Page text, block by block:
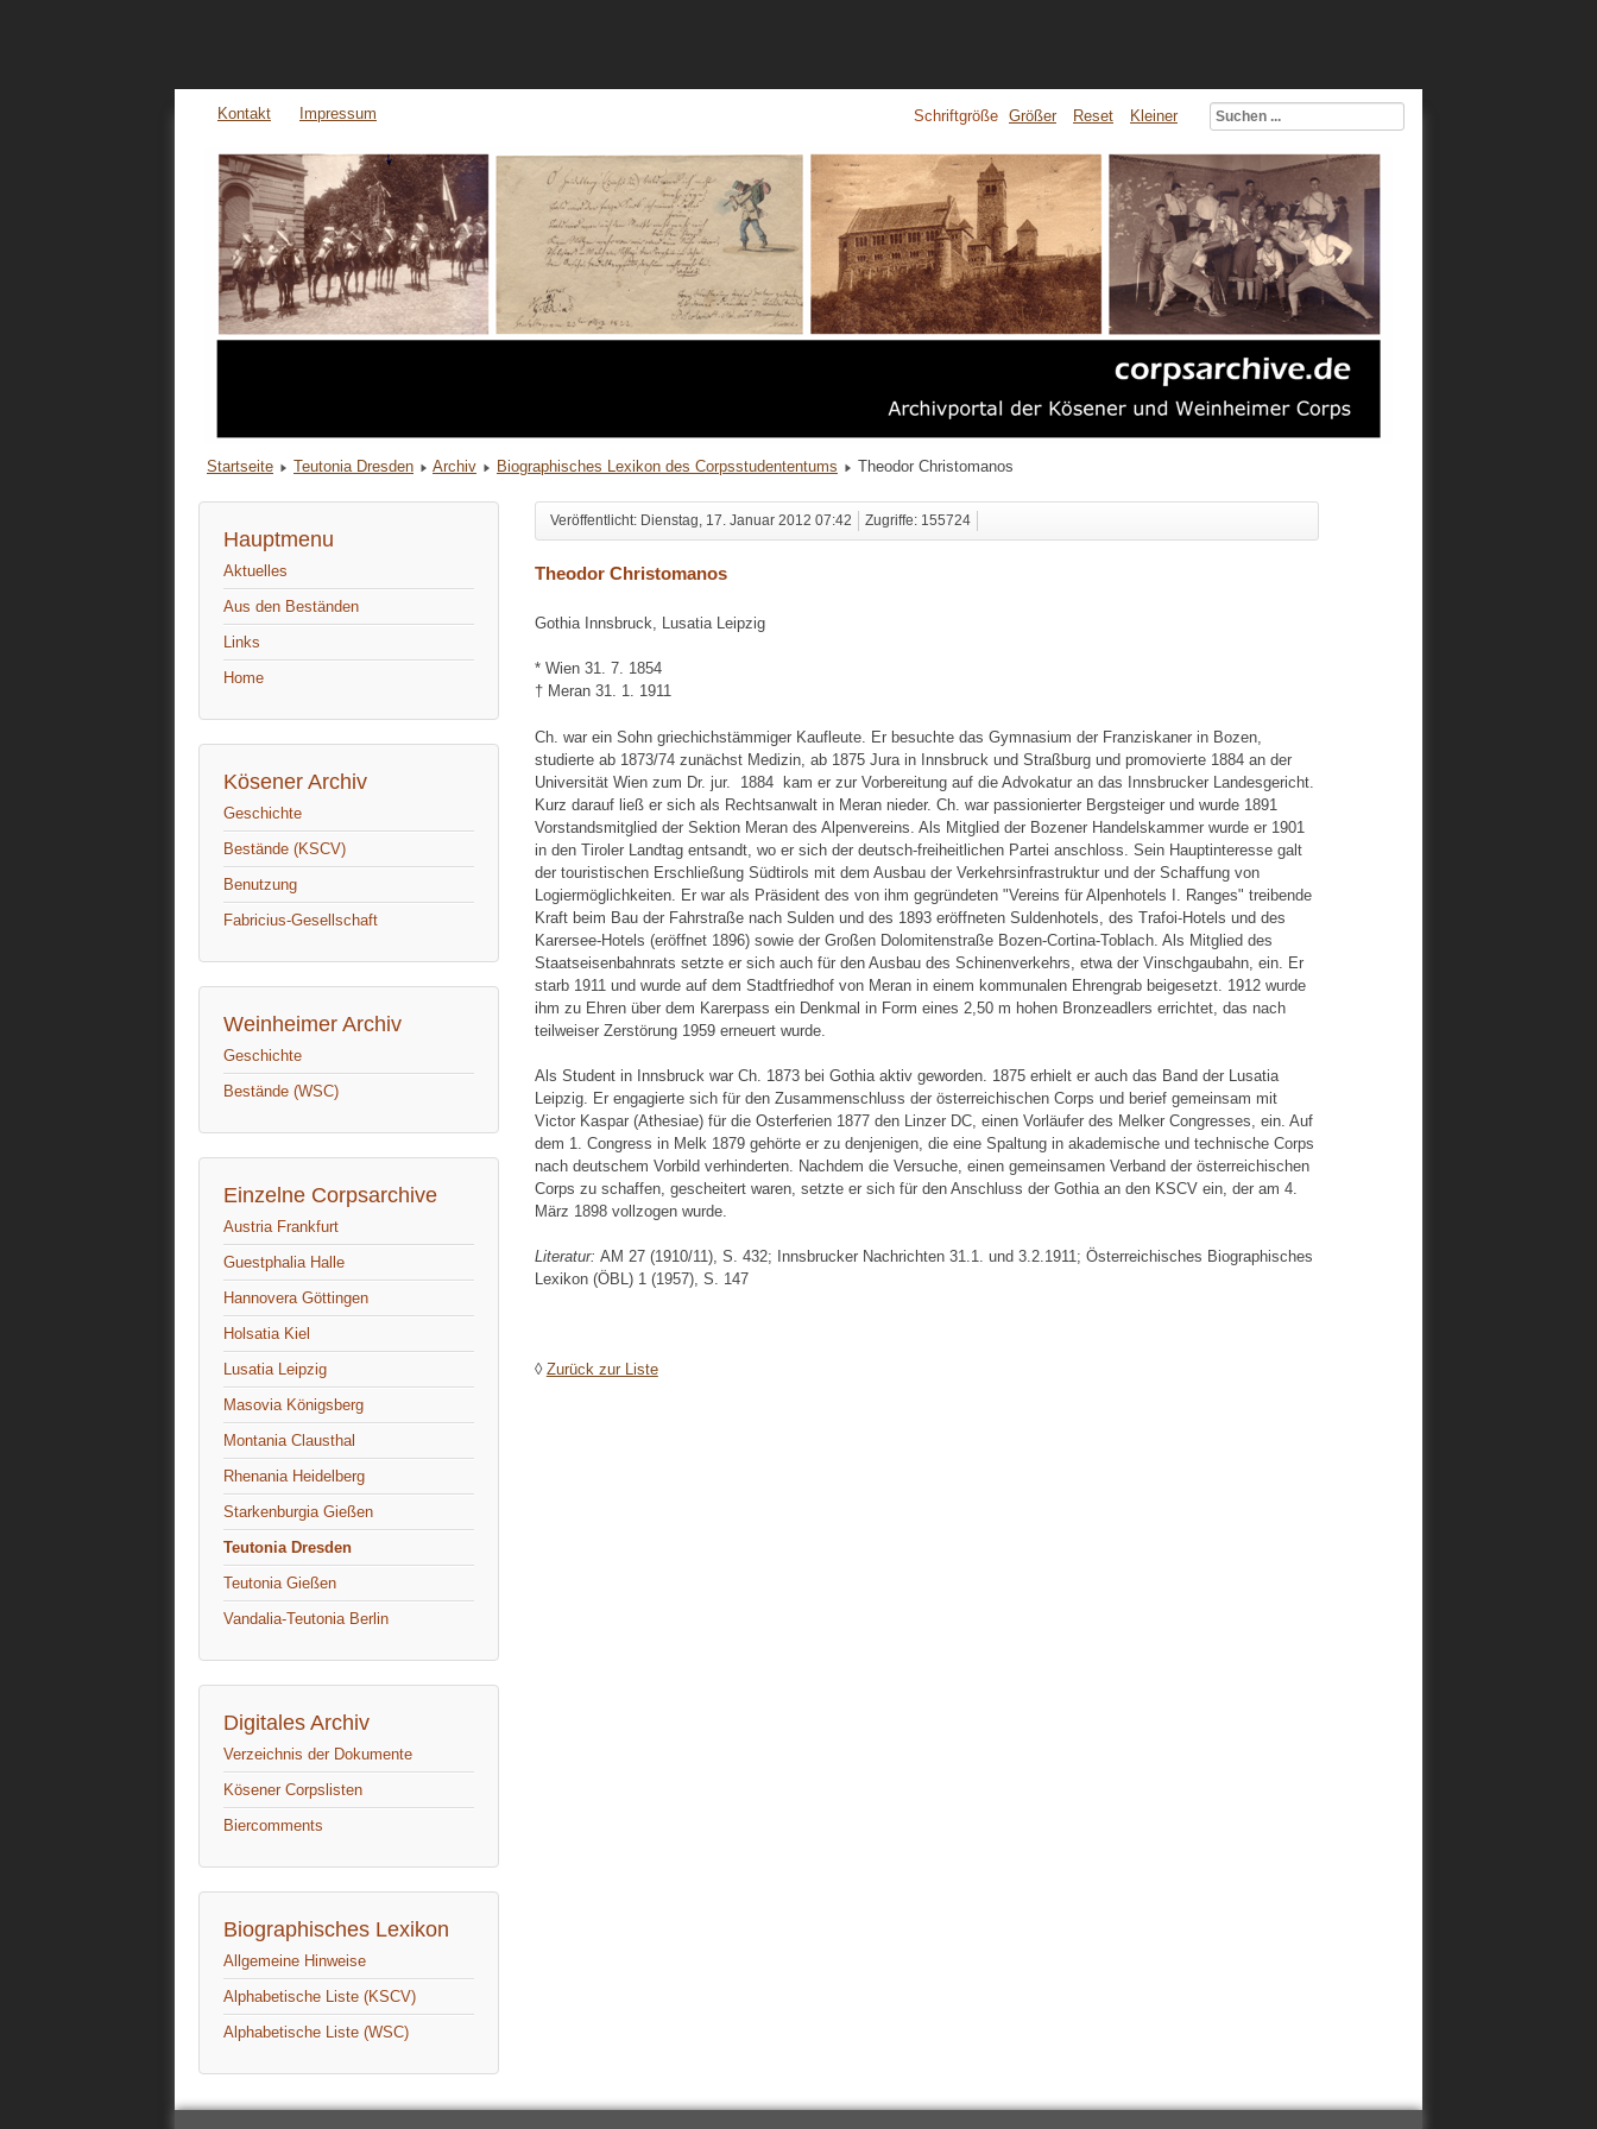
Kontakt Impressum Schriftgröße Größer Reset Kleiner
Startseite Teutonia Dresden Archiv Biographisches Lexikon des Corpsstudententums Theodor Christomanos
Hauptmenu
Aktuelles
Aus den Beständen
Links
Home
Kösener Archiv
Geschichte
Bestände (KSCV)
Benutzung
Fabricius-Gesellschaft
Weinheimer Archiv
Geschichte
Bestände (WSC)
Einzelne Corpsarchive
Austria Frankfurt
Guestphalia Halle
Hannovera Göttingen
Holsatia Kiel
Lusatia Leipzig
Masovia Königsberg
Montania Clausthal
Rhenania Heidelberg
Starkenburgia Gießen
Teutonia Dresden
Teutonia Gießen
Vandalia-Teutonia Berlin
Digitales Archiv
Verzeichnis der Dokumente
Kösener Corpslisten
Biercomments
Biographisches Lexikon
Allgemeine Hinweise
Alphabetische Liste (KSCV)
Alphabetische Liste (WSC)
Veröffentlicht: Dienstag, 17. Januar 2012 07:42 Zugriffe: 155724
Theodor Christomanos
Gothia Innsbruck, Lusatia Leipzig
* Wien 31. 7. 1854
† Meran 31. 1. 1911
Ch. war ein Sohn griechichstämmiger Kaufleute. Er besuchte das Gymnasium der Franziskaner in Bozen,
studierte ab 1873/74 zunächst Medizin, ab 1875 Jura in Innsbruck und Straßburg und promovierte 1884 an der
Universität Wien zum Dr. jur. 1884 kam er zur Vorbereitung auf die Advokatur an das Innsbrucker Landesgericht.
Kurz darauf ließ er sich als Rechtsanwalt in Meran nieder. Ch. war passionierter Bergsteiger und wurde 1891
Vorstandsmitglied der Sektion Meran des Alpenvereins. Als Mitglied der Bozener Handelskammer wurde er 1901
in den Tiroler Landtag entsandt, wo er sich der deutsch-freiheitlichen Partei anschloss. Sein Hauptinteresse galt
der touristischen Erschließung Südtirols mit dem Ausbau der Verkehrsinfrastruktur und der Schaffung von
Logiermöglichkeiten. Er war als Präsident des von ihm gegründeten "Vereins für Alpenhotels I. Ranges" treibende
Kraft beim Bau der Fahrstraße nach Sulden und des 1893 eröffneten Suldenhotels, des Trafoi-Hotels und des
Karersee-Hotels (eröffnet 1896) sowie der Großen Dolomitenstraße Bozen-Cortina-Toblach. Als Mitglied des
Staatseisenbahnrats setzte er sich auch für den Ausbau des Schinenverkehrs, etwa der Vinschgaubahn, ein. Er
starb 1911 und wurde auf dem Stadtfriedhof von Meran in einem kommunalen Ehrengrab beigesetzt. 1912 wurde
ihm zu Ehren über dem Karerpass ein Denkmal in Form eines 2,50 m hohen Bronzeadlers errichtet, das nach
teilweiser Zerstörung 1959 erneuert wurde.
Als Student in Innsbruck war Ch. 1873 bei Gothia aktiv geworden. 1875 erhielt er auch das Band der Lusatia
Leipzig. Er engagierte sich für den Zusammenschluss der österreichischen Corps und berief gemeinsam mit
Victor Kaspar (Athesiae) für die Osterferien 1877 den Linzer DC, einen Vorläufer des Melker Congresses, ein. Auf
dem 1. Congress in Melk 1879 gehörte er zu denjenigen, die eine Spaltung in akademische und technische Corps
nach deutschem Vorbild verhinderten. Nachdem die Versuche, einen gemeinsamen Verband der österreichischen
Corps zu schaffen, gescheitert waren, setzte er sich für den Anschluss der Gothia an den KSCV ein, der am 4.
März 1898 vollzogen wurde.
Literatur: AM 27 (1910/11), S. 432; Innsbrucker Nachrichten 31.1. und 3.2.1911; Österreichisches Biographisches
Lexikon (ÖBL) 1 (1957), S. 147
◊ Zurück zur Liste